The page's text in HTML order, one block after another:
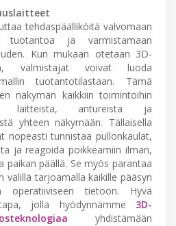
tehdaspäälliköitä valvomaan
tuotantoa ja varmistamaan
Kun mukaan otetaan 3D-
valmistajat voivat luoda
tuotantotilastaan. Tämä
näkymän kaikkiin toimintoihin
laitteista, antureista ja
yhteen näkymään. Tällaisella
nopeasti tunnistaa pullonkaulat,
ja reagoida poikkeamiin ilman,
paikan päällä. Se myös parantaa
välillä tarjoamalla kaikille pääsyn
operatiiviseen tietoon. Hyvä
jolla hyödynnämme 3D-
yhdistämään